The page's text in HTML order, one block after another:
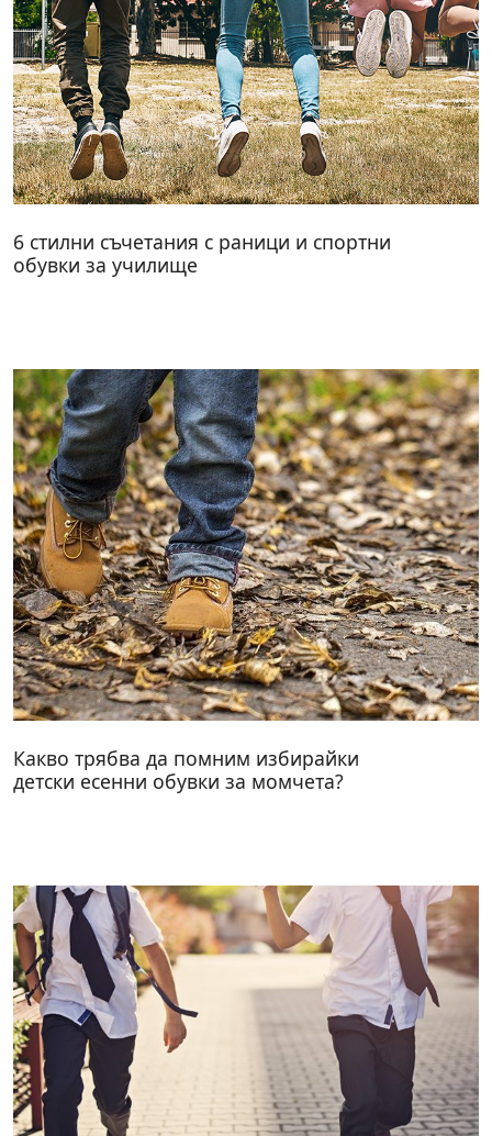
6 стилни съчетания с раници и спортни
обувки за училище
Какво трябва да помним избирайки
детски есенни обувки за момчета?